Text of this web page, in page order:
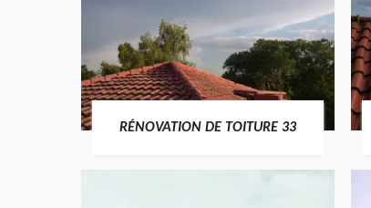
RÉNOVATION DE TOITURE 33